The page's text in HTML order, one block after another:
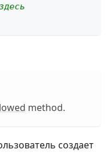
method.
создает